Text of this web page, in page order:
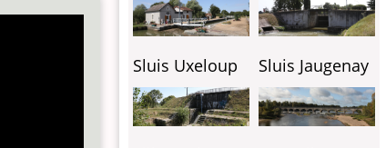
Sluis Uxeloup Sluis Jaugenay